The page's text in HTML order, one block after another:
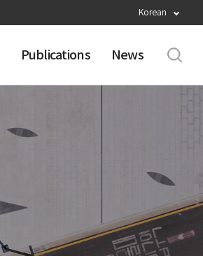
Korean
Publications News